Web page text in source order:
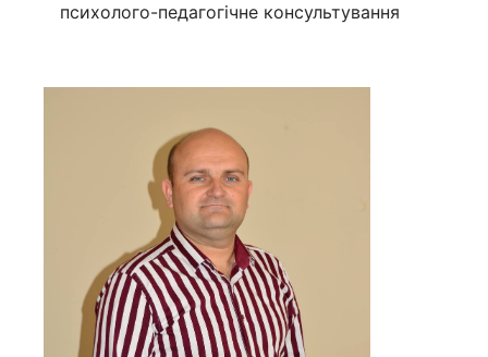
психолого-педагогічне консультування